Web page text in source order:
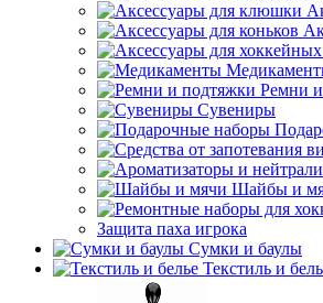
Ремни
Сувениры
Шайбы и
Защита паха игрока
Сумки и баулы
Текстиль и